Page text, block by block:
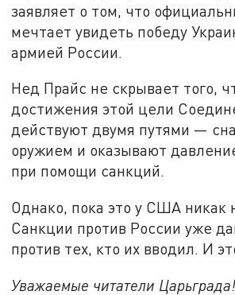
заявляет о том, что
мечтает увидеть победу
армией России.
Нед Прайс не скрывает того,
достижения этой цели
действуют двумя путями —
оружием и оказывают
при помощи санкций.
Однако, пока это у США никак
Санкции против России уже
против тех, кто их вводил. И
Уважаемые читатели Царьграда!